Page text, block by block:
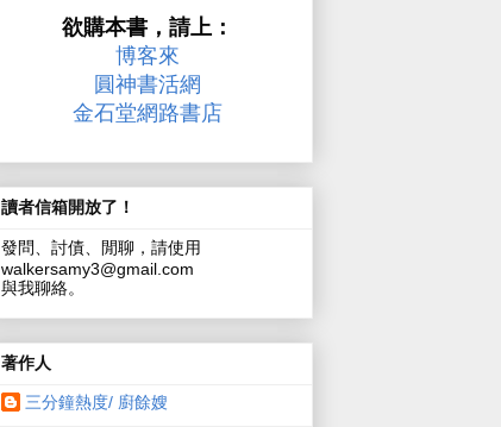
欲購本書，請上：
博客來
圓神書活網
金石堂網路書店
讀者信箱開放了！
發問、討債、閒聊，請使用
walkersamy3@gmail.com
與我聊絡。
著作人
三分鐘熱度/ 廚餘嫂